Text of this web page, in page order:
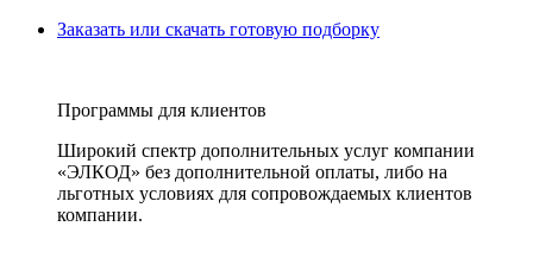
Заказать или скачать готовую подборку
Программы для клиентов
Широкий спектр дополнительных услуг компании
«ЭЛКОД» без дополнительной оплаты, либо на
льготных условиях для сопровождаемых клиентов
компании.